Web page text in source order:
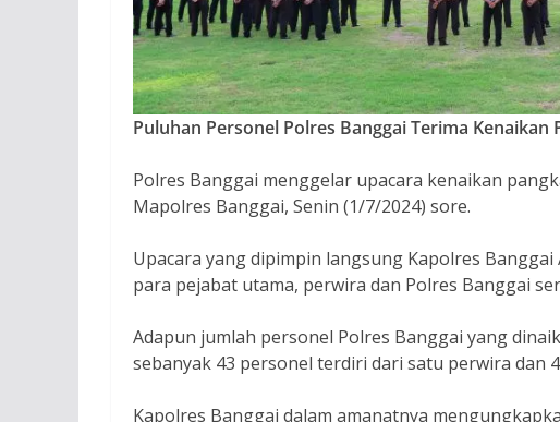
Puluhan Personel Polres Banggai Terima Kenaikan
Polres Banggai menggelar upacara kenaikan
Mapolres Banggai, Senin (1/7/2024) sore.
Upacara yang dipimpin langsung Kapolres Banggai
para pejabat utama, perwira dan Polres Banggai
Adapun jumlah personel Polres Banggai yang
sebanyak 43 personel terdiri dari satu perwira dan
Kapolres Banggai dalam amanatnya